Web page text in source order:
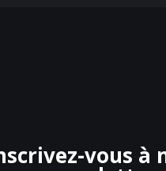
vous à